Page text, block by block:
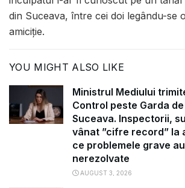
din Suceava, între cei doi legându-se
amiciție.
YOU MIGHT ALSO LIKE
Ministrul Mediului
Control peste Garda
Suceava. Inspectorii,
vânat ”cifre record” la
ce problemele grave
nerezolvate
AUGUST 3, 2026